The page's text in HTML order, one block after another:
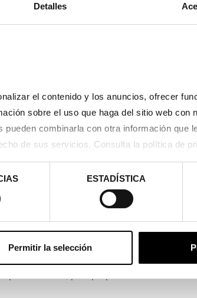
Detalles
el contenido y los anuncios, ofrecer
sobre el uso que haga del sitio web con
combinarla con otra información que
personales.
ESTADÍSTICA
Permitir la selección
los 50 años es importante que
en caso de notar cualquier
deberíamos, tenemos que
sentido del oído, tal como hacemos
problemas y adoptar las
Nacional de Audioprotesistas (ANA).
Politécnica de Catalunya (UPC)
equipo de más de un millar de
en España, incluyendo el canal de
multinacional alemán Fielmann,
del mercado, con un
para proporcionar un